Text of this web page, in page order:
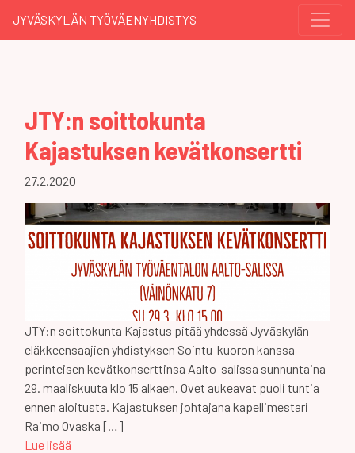
JYVÄSKYLÄN TYÖVÄENYHDISTYS
JTY:n soittokunta
Kajastuksen kevätkonsertti
27.2.2020
JTY:n soittokunta Kajastus pitää yhdessä Jyväskylän
eläkkeensaajien yhdistyksen Sointu-kuoron kanssa
perinteisen kevätkonserttinsa Aalto-salissa sunnuntaina
29. maaliskuuta klo 15 alkaen. Ovet aukeavat puoli tuntia
ennen aloitusta. Kajastuksen johtajana kapellimestari
Raimo Ovaska […]
Lue lisää